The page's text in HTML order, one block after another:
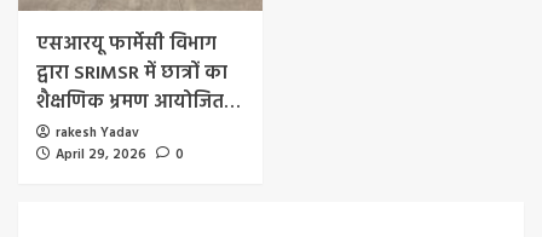
एसआरयू फार्मेसी विभाग
द्वारा SRIMSR में छात्रों का
शैक्षणिक भ्रमण आयोजित…
rakesh Yadav
April 29, 2026
0